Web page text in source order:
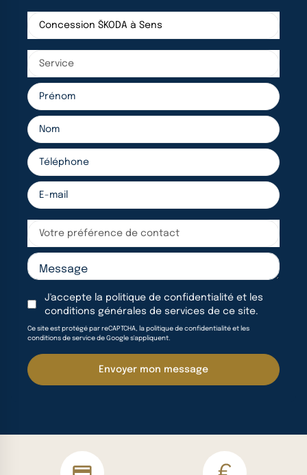
Concession ŠKODA à Sens
Service
Votre préférence de contact
J'accepte la politique de confidentialité et les
conditions générales de services de ce site.
Ce site est protégé par reCAPTCHA, la politique de confidentialité et les
conditions de service de Google s'appliquent.
Envoyer mon message